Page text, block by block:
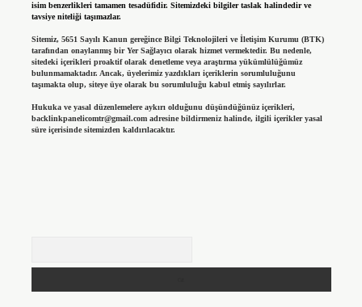
isim benzerlikleri tamamen tesadüfidir. Sitemizdeki bilgiler taslak halindedir ve
tavsiye niteliği taşımazlar.
Sitemiz, 5651 Sayılı Kanun gereğince Bilgi Teknolojileri ve İletişim Kurumu (BTK)
tarafından onaylanmış bir Yer Sağlayıcı olarak hizmet vermektedir. Bu nedenle,
sitedeki içerikleri proaktif olarak denetleme veya araştırma yükümlülüğümüz
bulunmamaktadır. Ancak, üyelerimiz yazdıkları içeriklerin sorumluluğunu
taşımakta olup, siteye üye olarak bu sorumluluğu kabul etmiş sayılırlar.
Hukuka ve yasal düzenlemelere aykırı olduğunu düşündüğünüz içerikleri,
backlinkpanelicomtr@gmail.comadresine bildirmeniz halinde, ilgili içerikler yasal
süre içerisinde sitemizden kaldırılacaktır.